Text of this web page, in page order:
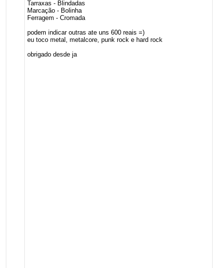
Tarraxas - Blindadas
Marcação - Bolinha
Ferragem - Cromada
podem indicar outras ate uns 600 reais =)
eu toco metal, metalcore, punk rock e hard rock
obrigado desde ja